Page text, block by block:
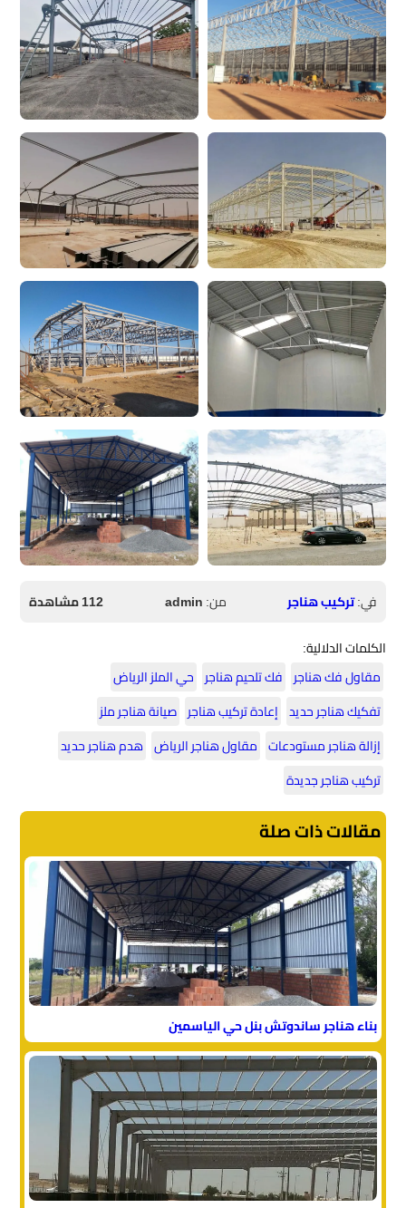
في:تركيب هناجر من:admin
112 مشاهدة
الكلمات الدلالية:
مقاول فك هناجر فك تلحيم هناجر حي الملز الرياض
تفكيك هناجر حديد إعادة تركيب هناجر صيانة هناجر ملز
إزالة هناجر مستودعات مقاول هناجر الرياض هدم هناجر حديد
تركيب هناجر جديدة
مقالات ذات صلة
بناء هناجر ساندوتش بنل حي الياسمين